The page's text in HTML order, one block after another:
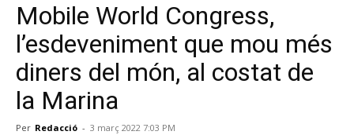
Mobile World Congress,
l’esdeveniment que mou més
diners del món, al costat de
la Marina
Per Redacció - 3 març 2022 7:03 PM